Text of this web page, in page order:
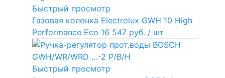
Быстрый просмотр
Газовая колонка Electrolux GWH 10 High
Performance Eco 16 547 руб. / шт
Быстрый просмотр